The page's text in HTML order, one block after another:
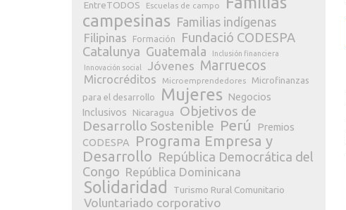
EntreTODOS Escuelas de campo
campesinas Familias indígenas
Filipinas
Formación
Fundació CODESPA
Catalunya Guatemala
Inclusión financiera
Innovación social
Jóvenes Marruecos
Microcréditos Microemprendedores
Microfinanzas
para el desarrollo
Mujeres
Negocios
Inclusivos
Nicaragua
Objetivos de
Desarrollo Sostenible Perú
Premios
CODESPA
Programa Empresa y
Desarrollo República Democrática del
Congo República Dominicana
Solidaridad Turismo Rural Comunitario
Voluntariado corporativo